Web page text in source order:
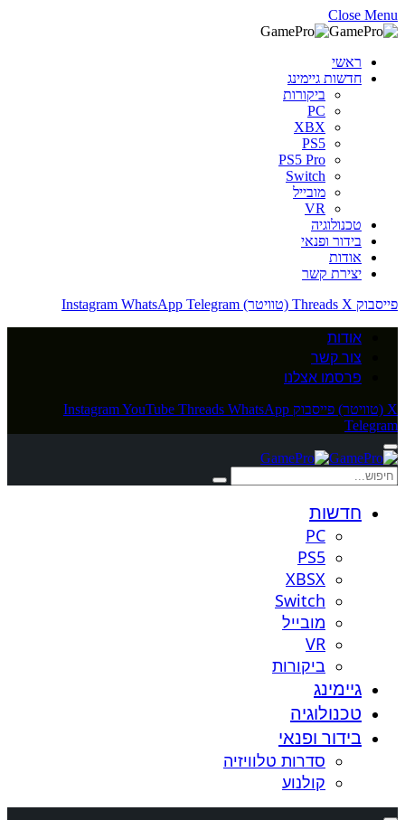
Close Menu
ראשי
חדשות גיימינג
ביקורות
PC
XBX
PS5
PS5 Pro
Switch
מובייל
VR
טכנולוגיה
בידור ופנאי
אודות
יצירת קשר
פייסבוק
Threads X (טוויטר) Instagram WhatsApp Telegram
אודות
צור קשר
פרסמו אצלנו
X (טוויטר) פייסבוק InstagramYouTube Threads WhatsApp
Telegram
חדשות
PC
PS5
XBSX
Switch
מובייל
VR
ביקורות
גיימינג
טכנולוגיה
בידור ופנאי
סדרות טלוויזיה
קולנוע